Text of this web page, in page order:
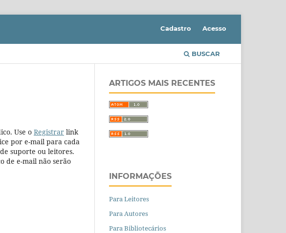
BUSCAR
Cadastro Acesso
Use o Registrar link
por e-mail para cada
suporte ou leitores.
de e-mail não serão
ARTIGOS MAIS RECENTES
INFORMAÇÕES
Para Leitores
Para Autores
Para Bibliotecários